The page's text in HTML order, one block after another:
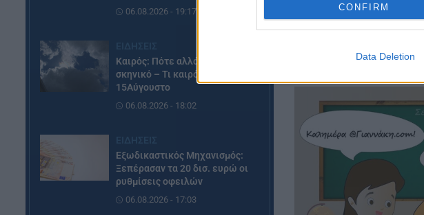
CONFIRM
Data Deletion
06.08.2026 - 19:17
Καιρός: Πότε αλλάζει το
σκηνικό – Τι καιρό θα κάνει τον
15Αύγουστο
06.08.2026 - 18:02
Εξωδικαστικός Μηχανισμός:
Ξεπέρασαν τα 20 δισ. ευρώ οι
ρυθμίσεις οφειλών
06.08.2026 - 17:03